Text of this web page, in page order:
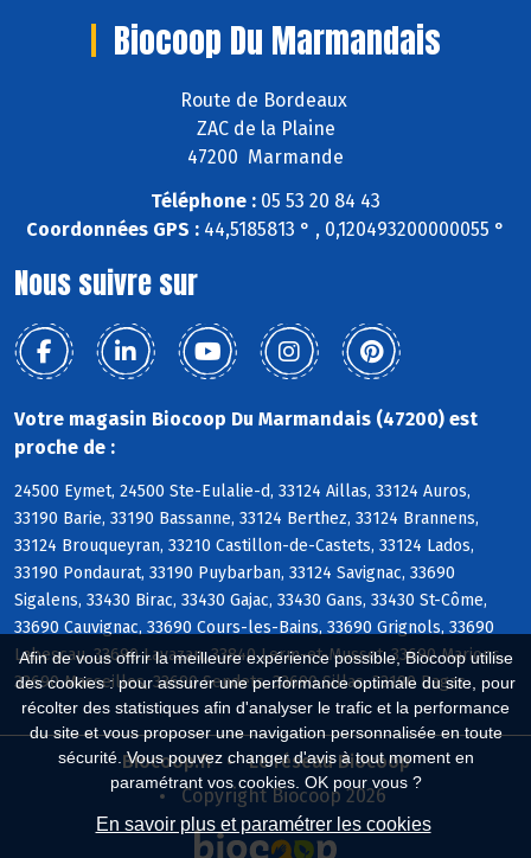
Afin de vous offrir la meilleure expérience possible, Biocoop utilise
des cookies : pour assurer une performance optimale du site, pour
récolter des statistiques afin d'analyser le trafic et la performance
du site et vous proposer une navigation personnalisée en toute
sécurité. Vous pouvez changer d'avis à tout moment en
paramétrant vos cookies. OK pour vous ?
En savoir plus et paramétrer les cookies
Biocoop Du Marmandais
Route de Bordeaux
ZAC de la Plaine
47200 Marmande
Téléphone : 05 53 20 84 43
Coordonnées GPS : 44,5185813 ° , 0,120493200000055 °
Nous suivre sur
Votre magasin Biocoop Du Marmandais (47200) est
proche de :
24500 Eymet, 24500 Ste-Eulalie-d, 33124 Aillas, 33124 Auros,
33190 Barie, 33190 Bassanne, 33124 Berthez, 33124 Brannens,
33124 Brouqueyran, 33210 Castillon-de-Castets, 33124 Lados,
33190 Pondaurat, 33190 Puybarban, 33124 Savignac, 33690
Sigalens, 33430 Birac, 33430 Gajac, 33430 Gans, 33430 St-Côme,
33690 Cauvignac, 33690 Cours-les-Bains, 33690 Grignols, 33690
Labescau, 33690 Lavazan, 33840 Lerm-et-Musset, 33690 Marions,
33690 Masseilles, 33690 Sendets, 33690 Sillas, 33190 Bagas
Biocoop.fr
Le réseau Biocoop
Copyright Biocoop 2026